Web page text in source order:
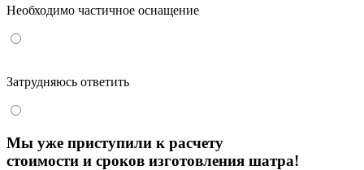
Необходимо частичное оснащение
Затрудняюсь ответить
Мы уже приступили к расчету
стоимости и сроков изготовления шатра!